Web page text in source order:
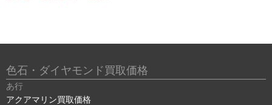
色石・ダイヤモンド買取価格
あ行
アクアマリン買取価格